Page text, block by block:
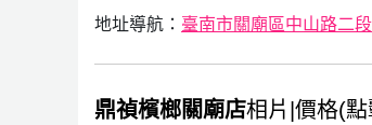
地址導航： 臺南市關廟區中山路二
鼎禎檳榔關廟店相片|價格(